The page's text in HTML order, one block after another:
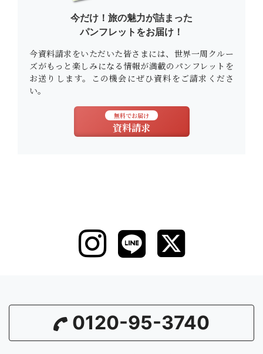
今だけ！旅の魅力が詰まった
パンフレットをお届け！
今資料請求をいただいた皆さまには、世界一周クルー
ズがもっと楽しみになる情報が満載のパンフレットを
お送りします。この機会にぜひ資料をご請求くださ
い。
無料でお届け
資料請求
0120-95-3740